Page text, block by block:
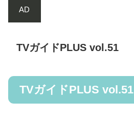
AD
TVガイドPLUS vol.51
TVガイドPLUS vol.51